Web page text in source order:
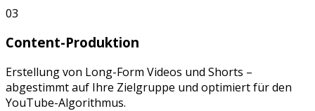
03
Content-Produktion
Erstellung von Long-Form Videos und Shorts –
abgestimmt auf Ihre Zielgruppe und optimiert für den
YouTube-Algorithmus.